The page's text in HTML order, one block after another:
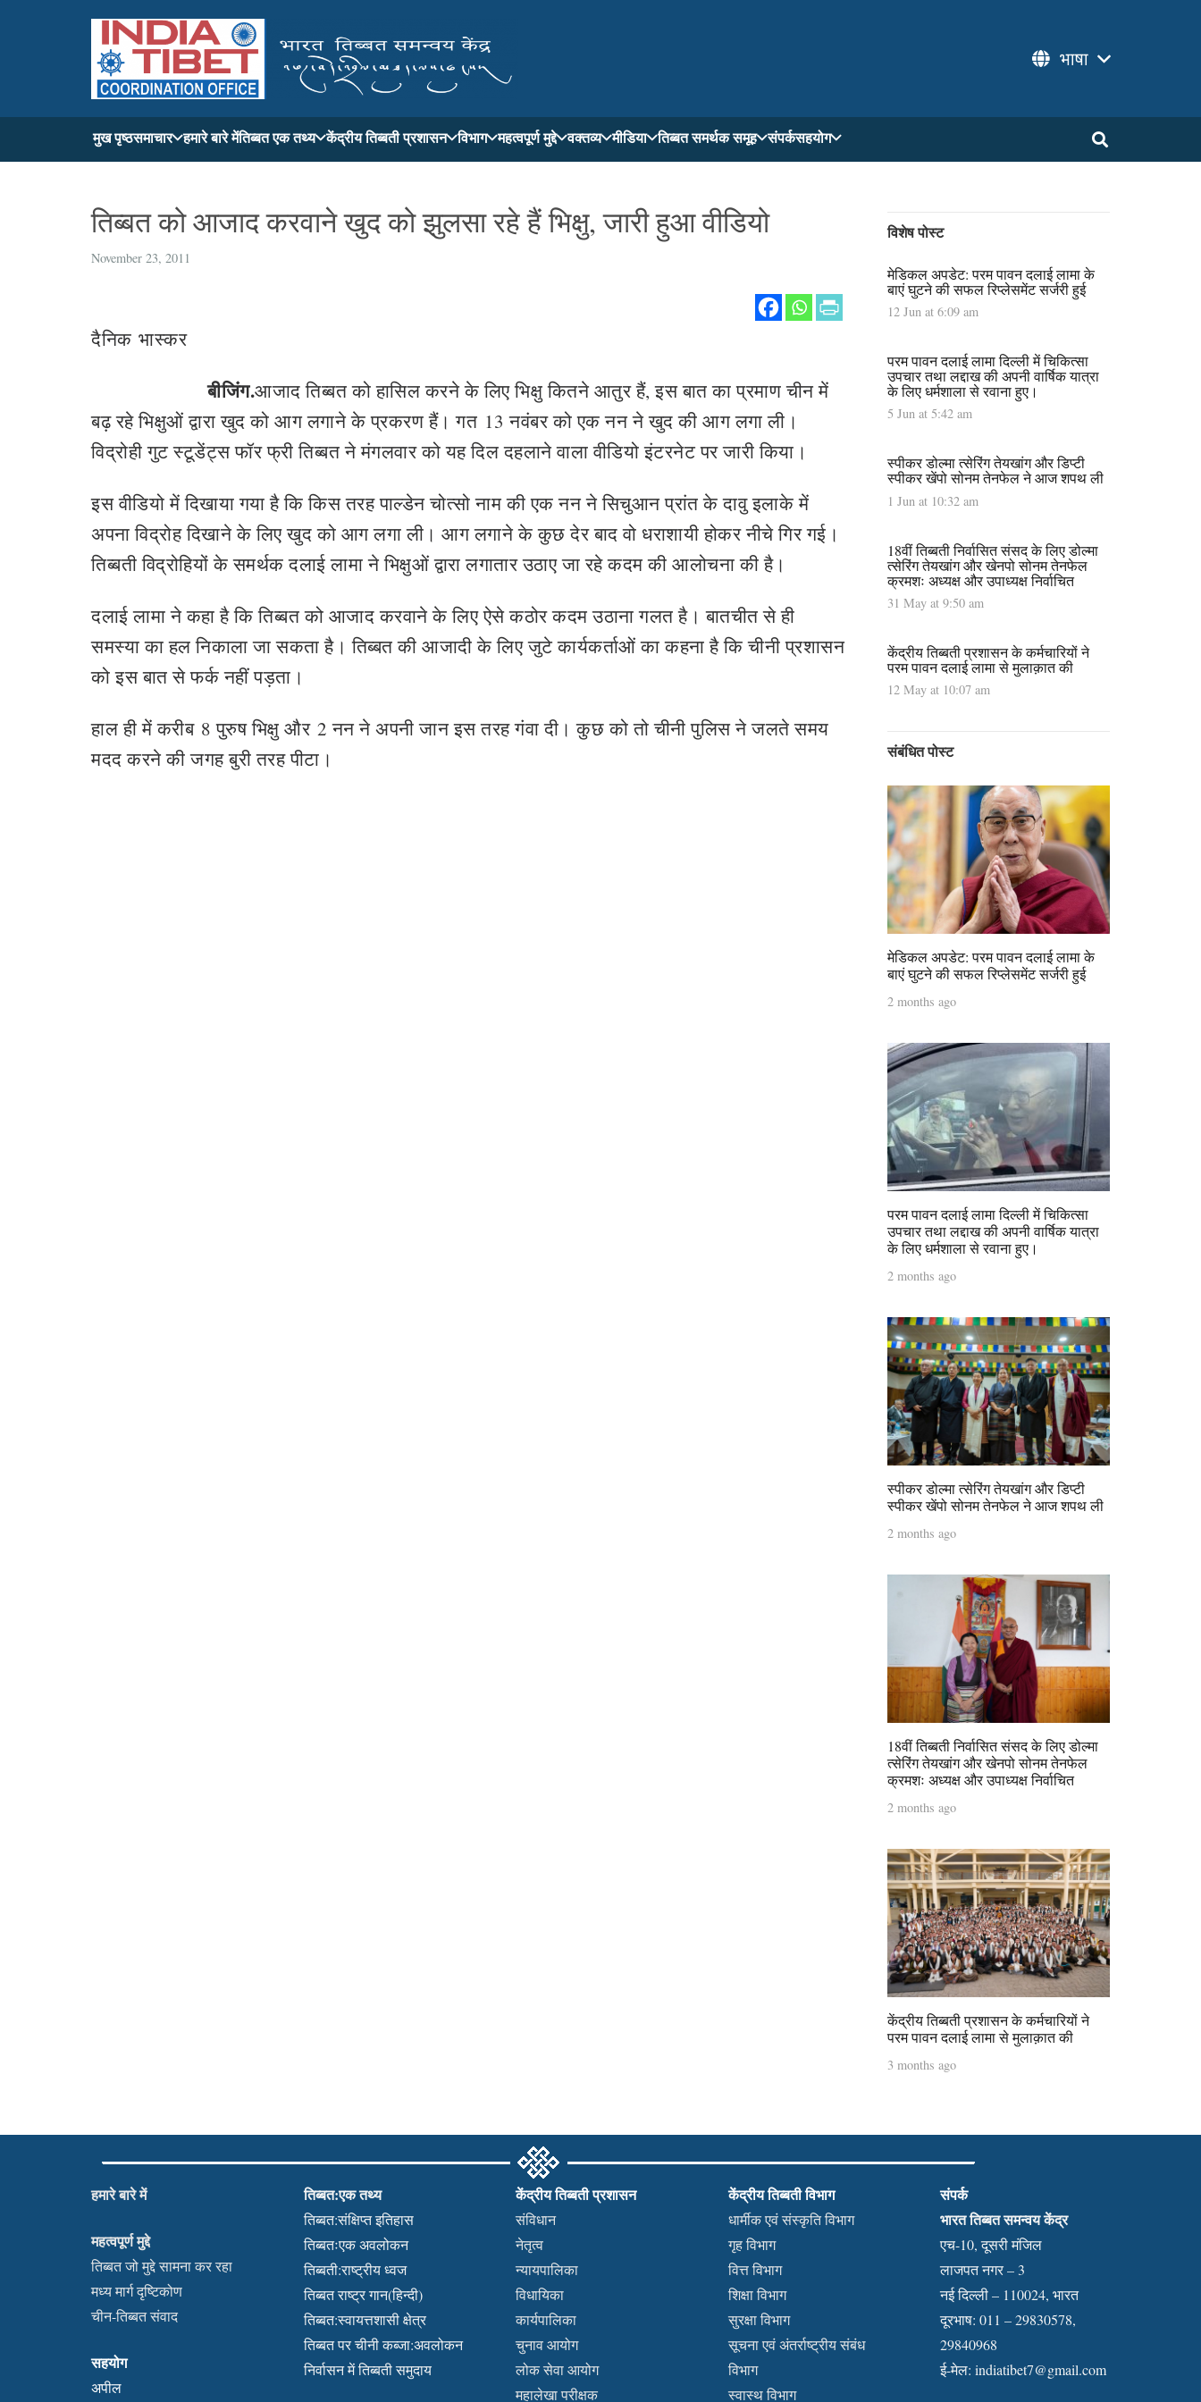
भाषा
मुख पृष्ठसमाचार हमारे बारे मेंतिब्बत एक तथ्य केंद्रीय तिब्बती प्रशासन विभाग महत्वपूर्ण मुद्दे वक्तव्य मीडिया तिब्बत समर्थक समूह संपर्कसहयोग
तिब्बत को आजाद करवाने खुद को झुलसा रहे हैं भिक्षु, जारी हुआ वीडियो
November 23, 2011
दैनिक भास्कर
बीजिंग.आजाद तिब्बत को हासिल करने के लिए भिक्षु कितने आतुर हैं, इस बात का प्रमाण चीन में
बढ़ रहे भिक्षुओं द्वारा खुद को आग लगाने के प्रकरण हैं। गत 13 नवंबर को एक नन ने खुद की आग लगा ली।
विद्रोही गुट स्टूडेंट्स फॉर फ्री तिब्बत ने मंगलवार को यह दिल दहलाने वाला वीडियो इंटरनेट पर जारी किया।
इस वीडियो में दिखाया गया है कि किस तरह पाल्डेन चोत्सो नाम की एक नन ने सिचुआन प्रांत के दावु इलाके में
अपना विद्रोह दिखाने के लिए खुद को आग लगा ली। आग लगाने के कुछ देर बाद वो धराशायी होकर नीचे गिर गई।
तिब्बती विद्रोहियों के समर्थक दलाई लामा ने भिक्षुओं द्वारा लगातार उठाए जा रहे कदम की आलोचना की है।
दलाई लामा ने कहा है कि तिब्बत को आजाद करवाने के लिए ऐसे कठोर कदम उठाना गलत है। बातचीत से ही
समस्या का हल निकाला जा सकता है। तिब्बत की आजादी के लिए जुटे कार्यकर्ताओं का कहना है कि चीनी प्रशासन
को इस बात से फर्क नहीं पड़ता।
हाल ही में करीब 8 पुरुष भिक्षु और 2 नन ने अपनी जान इस तरह गंवा दी। कुछ को तो चीनी पुलिस ने जलते समय
मदद करने की जगह बुरी तरह पीटा।
विशेष पोस्ट
मेडिकल अपडेट: परम पावन दलाई लामा के
बाएं घुटने की सफल रिप्लेसमेंट सर्जरी हुई
12 Jun at 6:09 am
परम पावन दलाई लामा दिल्ली में चिकित्सा
उपचार तथा लद्दाख की अपनी वार्षिक यात्रा
के लिए धर्मशाला से रवाना हुए।
5 Jun at 5:42 am
स्पीकर डोल्मा त्सेरिंग तेयखांग और डिप्टी
स्पीकर खेंपो सोनम तेनफेल ने आज शपथ ली
1 Jun at 10:32 am
18वीं तिब्बती निर्वासित संसद के लिए डोल्मा
त्सेरिंग तेयखांग और खेनपो सोनम तेनफेल
क्रमशः अध्यक्ष और उपाध्यक्ष निर्वाचित
31 May at 9:50 am
केंद्रीय तिब्बती प्रशासन के कर्मचारियों ने
परम पावन दलाई लामा से मुलाक़ात की
12 May at 10:07 am
संबंधित पोस्ट
मेडिकल अपडेट: परम पावन दलाई लामा के
बाएं घुटने की सफल रिप्लेसमेंट सर्जरी हुई
2 months ago
परम पावन दलाई लामा दिल्ली में चिकित्सा
उपचार तथा लद्दाख की अपनी वार्षिक यात्रा
के लिए धर्मशाला से रवाना हुए।
2 months ago
स्पीकर डोल्मा त्सेरिंग तेयखांग और डिप्टी
स्पीकर खेंपो सोनम तेनफेल ने आज शपथ ली
2 months ago
18वीं तिब्बती निर्वासित संसद के लिए डोल्मा
त्सेरिंग तेयखांग और खेनपो सोनम तेनफेल
क्रमशः अध्यक्ष और उपाध्यक्ष निर्वाचित
2 months ago
केंद्रीय तिब्बती प्रशासन के कर्मचारियों ने
परम पावन दलाई लामा से मुलाक़ात की
3 months ago
हमारे बारे में
महत्वपूर्ण मुद्दे
तिब्बत जो मुद्दे सामना कर रहा
मध्य मार्ग दृष्टिकोण
चीन-तिब्बत संवाद
सहयोग
अपील
तिब्बत:एक तथ्य
तिब्बत:संक्षिप्त इतिहास
तिब्बतःएक अवलोकन
तिब्बती:राष्ट्रीय ध्वज
तिब्बत राष्ट्र गान(हिन्दी)
तिब्बत:स्वायत्तशासी क्षेत्र
तिब्बत पर चीनी कब्जा:अवलोकन
निर्वासन में तिब्बती समुदाय
केंद्रीय तिब्बती प्रशासन
संविधान
नेतृत्व
न्यायपालिका
विधायिका
कार्यपालिका
चुनाव आयोग
लोक सेवा आयोग
महालेखा परीक्षक
केंद्रीय तिब्बती विभाग
धार्मीक एवं संस्कृति विभाग
गृह विभाग
वित्त विभाग
शिक्षा विभाग
सुरक्षा विभाग
सूचना एवं अंतर्राष्ट्रीय संबंध
विभाग
स्वास्थ विभाग
संपर्क
भारत तिब्बत समन्वय केंद्र
एच-10, दूसरी मंजिल
लाजपत नगर – 3
नई दिल्ली – 110024, भारत
दूरभाष: 011 – 29830578,
29840968
ई-मेल:indiatibet7@gmail.com